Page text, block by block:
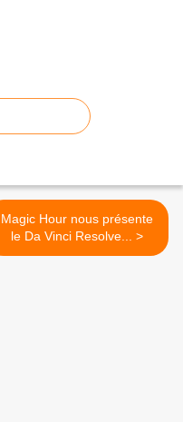
Magic Hour nous présente
le Da Vinci Resolve... >